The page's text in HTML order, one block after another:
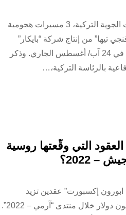
تسلمت قيادة القوات الجوية التركية، 3 مسيرات هجومية
تيها” من إنتاج شركة “بايكار”
للصناعات الدفاعية، في 24 آب/ أغسطس الجاري. وذكر
بالرئاسة التركية،…
التي وقّعتها روسية
– 2022؟
إكسبورت” عقدين تزيد
قيمتهما عن 390 مليون دولار خلال منتدى “آرمي – 2022”.